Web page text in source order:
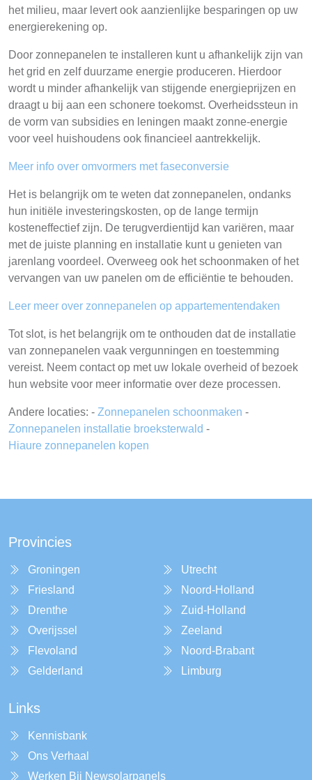
het milieu, maar levert ook aanzienlijke besparingen op uw
energierekening op.
Door zonnepanelen te installeren kunt u afhankelijk zijn van
het grid en zelf duurzame energie produceren. Hierdoor
wordt u minder afhankelijk van stijgende energieprijzen en
draagt u bij aan een schonere toekomst. Overheidssteun in
de vorm van subsidies en leningen maakt zonne-energie
voor veel huishoudens ook financieel aantrekkelijk.
Meer info over omvormers met faseconversie
Het is belangrijk om te weten dat zonnepanelen, ondanks
hun initiële investeringskosten, op de lange termijn
kosteneffectief zijn. De terugverdientijd kan variëren, maar
met de juiste planning en installatie kunt u genieten van
jarenlang voordeel. Overweeg ook het schoonmaken of het
vervangen van uw panelen om de efficiëntie te behouden.
Leer meer over zonnepanelen op appartementendaken
Tot slot, is het belangrijk om te onthouden dat de installatie
van zonnepanelen vaak vergunningen en toestemming
vereist. Neem contact op met uw lokale overheid of bezoek
hun website voor meer informatie over deze processen.
Andere locaties: - Zonnepanelen schoonmaken -
Zonnepanelen installatie broeksterwald -
Hiaure zonnepanelen kopen
Provincies
Groningen
Friesland
Drenthe
Overijssel
Flevoland
Gelderland
Utrecht
Noord-Holland
Zuid-Holland
Zeeland
Noord-Brabant
Limburg
Links
Kennisbank
Ons Verhaal
Werken Bij Newsolarpanels